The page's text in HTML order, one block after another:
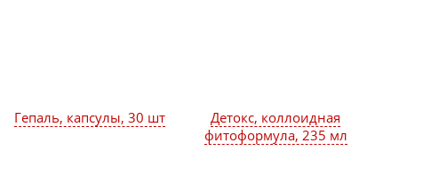
Гепаль, капсулы, 30 шт
Детокс, коллоидная
фитоформула, 235 мл